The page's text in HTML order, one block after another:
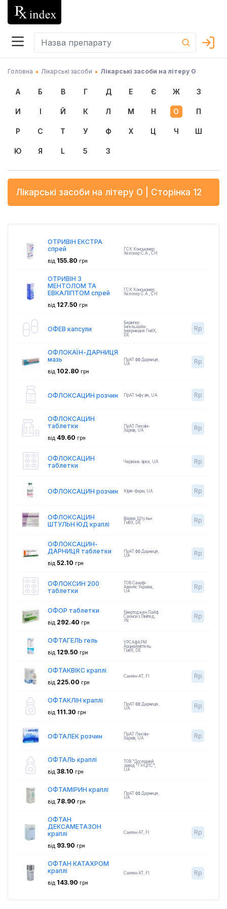
Головна Лікарські засоби Лікарські засоби на літеру О
А Б В Г Д Е Є Ж З
И І Й К Л М Н О П
Р С Т У Ф Х Ц Ч Ш
Ю Я L 5 3
Лікарські засоби на літеру О | Сторінка 12
ОТРИВІН ЕКСТРА
спрей
від 155.80 грн
ГСК Консьюмер
Хелскер С.А., CH
ОТРИВІН З
МЕНТОЛОМ ТА
ЕВКАЛІПТОМ спрей
від 127.50 грн
ГСК Консьюмер
Хелскер С.А., CH
ОФЕВ капсули
Берінгер
Інгельхайм
Інтернешнл ГмбХ,
DE
Rp
ОФЛОКАЇН-ДАРНИЦЯ
мазь
від 102.80 грн
ПрАТ ФФ Дарниця,
UA
Rp
ОФЛОКСАЦИН розчин ПрАТ Інфузія UA Rp
ОФЛОКСАЦИН
таблетки
від 49.60 грн
ПрАТ Лекхім-
Харків, UA Rp
ОФЛОКСАЦИН
таблетки
Червона зірка UA Rp
ОФЛОКСАЦИН розчин Юрія-Фарм, UA Rp
ОФЛОКСАЦИН
ШТУЛЬН ЮД краплі
Фарма Штульн
ГмбХ, DE Rp
ОФЛОКСАЦИН-
ДАРНИЦЯ таблетки
від 52.10 грн
ПрАТ ФФ Дарниця,
UA
Rp
ОФЛОКСИН 200
таблетки
ТОВ Санофі-
Авентіс Україна
UA
Rp
ОФОР таблетки
від 292.40 грн
Евертоджен Лайф
Саєнсиз Лімітед,
IN
Rp
ОФТАГЕЛЬ гель
від 129.50 грн
УРСАФАРМ
Арцнайміттель
ГмбХ, DE
ОФТАКВІКС краплі
від 225.00 грн
Сантен АТ, FI Rp
ОФТАКЛІН краплі
від 111.30 грн
ПрАТ ФФ Дарниця,
UA
Rp
ОФТАЛЕК розчин
ПрАТ Лекхім-
Харків, UA Rp
ОФТАЛЬ краплі
від 38.10 грн
ТОВ "Дослідний
завод "ГНЦЛС",
UA
ОФТАМІРИН краплі
від 78.90 грн
ПрАТ ФФ Дарниця,
UA
ОФТАН
ДЕКСАМЕТАЗОН
краплі
від 93.90 грн
Сантен АТ, FI Rp
ОФТАН КАТАХРОМ
краплі
від 143.90 грн
Сантен АТ, FI Rp